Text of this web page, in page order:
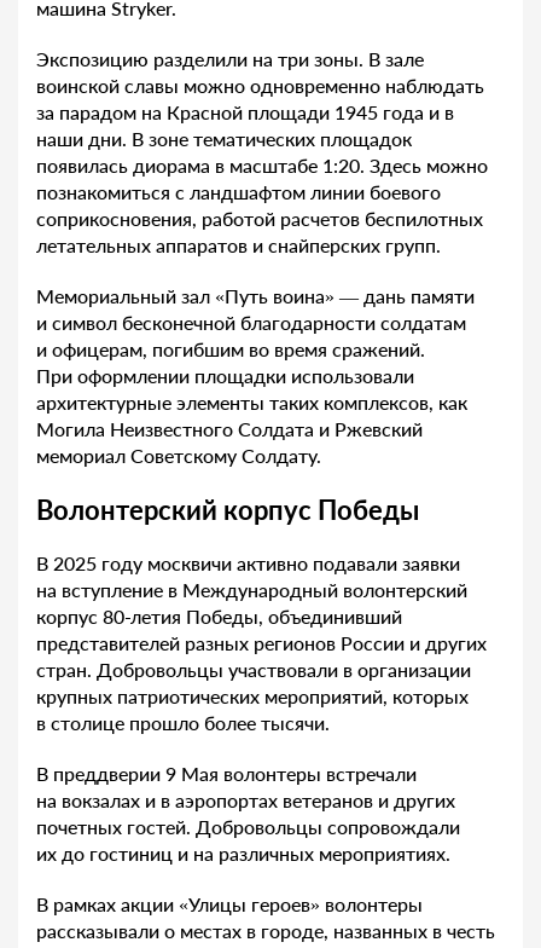
машина Stryker.
Экспозицию разделили на три зоны. В зале
воинской славы можно одновременно наблюдать
за парадом на Красной площади 1945 года и в
наши дни. В зоне тематических площадок
появилась диорама в масштабе 1:20. Здесь можно
познакомиться с ландшафтом линии боевого
соприкосновения, работой расчетов беспилотных
летательных аппаратов и снайперских групп.
Мемориальный зал «Путь воина» — дань памяти
и символ бесконечной благодарности солдатам
и офицерам, погибшим во время сражений.
При оформлении площадки использовали
архитектурные элементы таких комплексов, как
Могила Неизвестного Солдата и Ржевский
мемориал Советскому Солдату.
Волонтерский корпус Победы
В 2025 году москвичи активно подавали заявки
на вступление в Международный волонтерский
корпус 80-летия Победы, объединивший
представителей разных регионов России и других
стран. Добровольцы участвовали в организации
крупных патриотических мероприятий, которых
в столице прошло более тысячи.
В преддверии 9 Мая волонтеры встречали
на вокзалах и в аэропортах ветеранов и других
почетных гостей. Добровольцы сопровождали
их до гостиниц и на различных мероприятиях.
В рамках акции «Улицы героев» волонтеры
рассказывали о местах в городе, названных в честь